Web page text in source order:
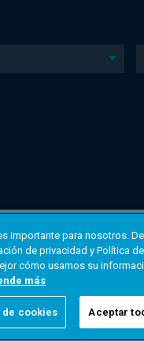
importante para nosotros.
de privacidad y Política
cómo usamos su
más
de cookies Aceptar